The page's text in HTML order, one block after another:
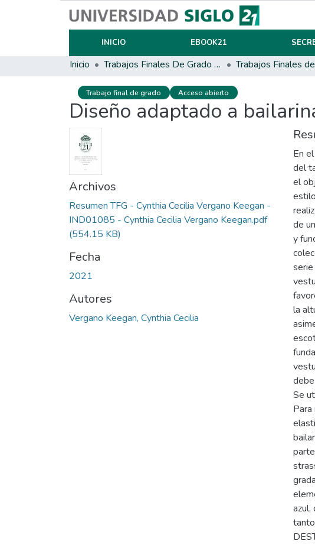
INICIO EBOOK21
Inicio Trabajos Finales De Grado Y Posgrado Trabajos Finales
Trabajo final de grado Acceso abierto
Diseño adaptado a
Archivos
Resumen TFG - Cynthia Cecilia Vergano Keegan -
IND01085 - Cynthia Cecilia Vergano Keegan.pdf
(554.15 KB)
Fecha
2021
Autores
Vergano Keegan, Cynthia Cecilia
En
del
el
de
y
la
Se
azul,